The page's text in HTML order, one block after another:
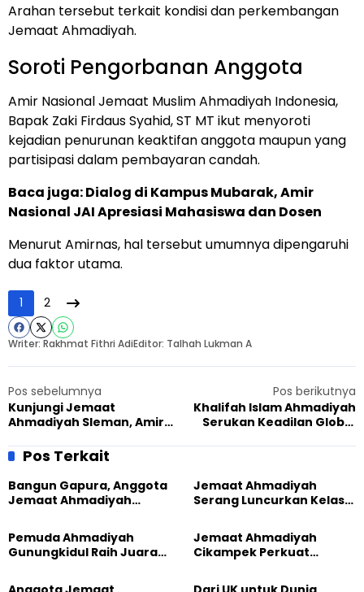
Arahan tersebut terkait kondisi dan perkembangan
Jemaat Ahmadiyah.
Soroti Pengorbanan Anggota
Amir Nasional Jemaat Muslim Ahmadiyah Indonesia,
Bapak Zaki Firdaus Syahid, ST MT ikut menyoroti
kejadian penurunan keaktifan anggota maupun yang
partisipasi dalam pembayaran candah.
Baca juga:Dialog di Kampus Mubarak, Amir
Nasional JAI Apresiasi Mahasiswa dan Dosen
Menurut Amirnas, hal tersebut umumnya dipengaruhi
dua faktor utama.
1 2
Writer: Rakhmat Fithri AdiEditor: Talhah Lukman A
Pos sebelumnya
Kunjungi Jemaat
Ahmadiyah Sleman, Amir
Penguatan Sholat
Berjamaah
Pos berikutnya
Khalifah Islam Ahmadiyah
Serukan Keadilan Global
pada Simposium
Pos Terkait
Bangun Gapura, Anggota
Jemaat Ahmadiyah
Sambut HUT RI ke-81
Jemaat Ahmadiyah
Serang Luncurkan Kelas
Generasi Unggul
Pemuda Ahmadiyah
Gunungkidul Raih Juara
Jemaat Ahmadiyah
Cikampek Perkuat
Lewat Pengajian